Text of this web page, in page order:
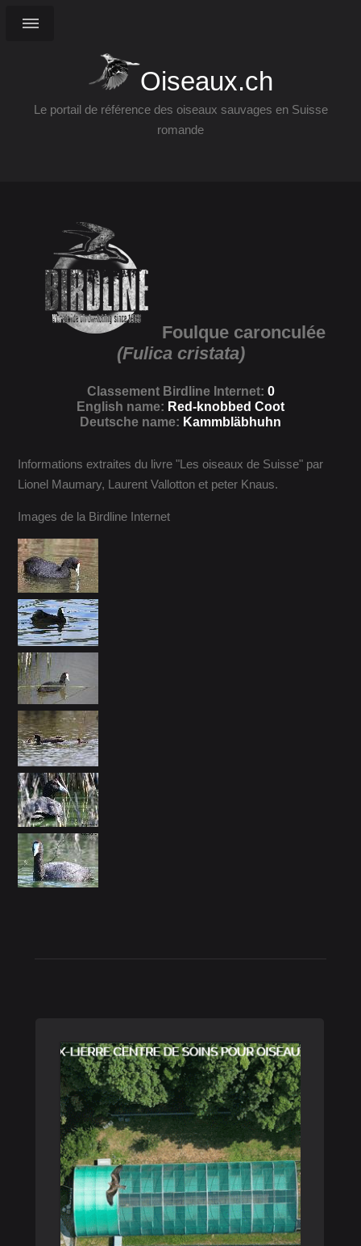
Oiseaux.ch
Le portail de référence des oiseaux sauvages en Suisse
romande
Foulque caronculée
(Fulica cristata)
Classement Birdline Internet: 0
English name: Red-knobbed Coot
Deutsche name: Kammbläbhuhn
Informations extraites du livre "Les oiseaux de Suisse" par
Lionel Maumary, Laurent Vallotton et peter Knaus.
Images de la Birdline Internet